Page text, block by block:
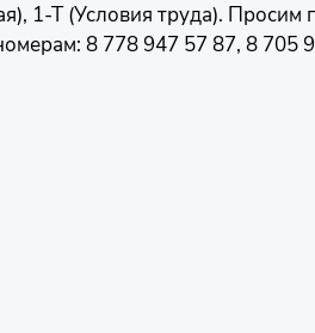
1-Т (Условия труда). Просим
8 778 947 57 87, 8 705